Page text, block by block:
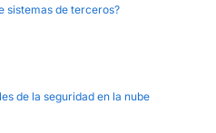
sistemas de terceros?
de la seguridad en la nube